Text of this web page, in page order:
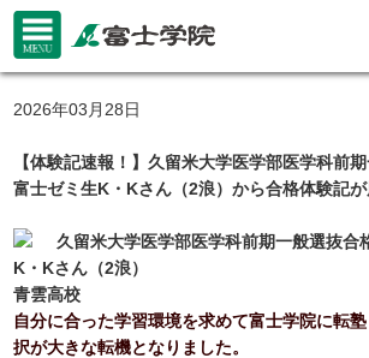
2026年03月28日
【体験記速報！】久留米大学医学部医学科前
富士ゼミ生K・Kさん（2浪）から合格体験記が
久留米大学医学部医学科前期一般選抜合
K・Kさん（2浪）
青雲高校
自分に合った学習環境を求めて富士学院に転
択が大きな転機となりました。